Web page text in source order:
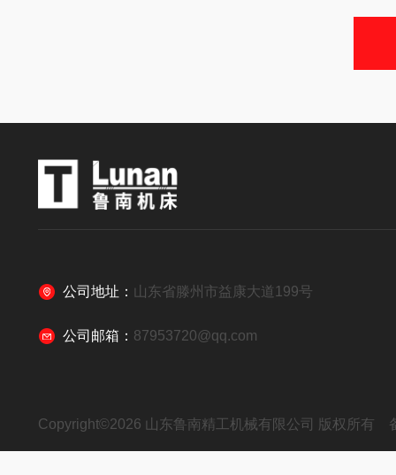
公司地址： 山东省滕州市益康大道199号
公司邮箱： 87953720@qq.com
Copyright©2026 山东鲁南精工机械有限公司 版权所有